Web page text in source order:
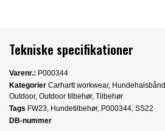
Tekniske specifikationer
Varenr.: P000344
Kategorier Carhartt workwear, Hundehalsbånd
Outdoor, Outdoor tilbehør, Tilbehør
Tags FW23, Hundetilbehør, P000344, SS22
DB-nummer